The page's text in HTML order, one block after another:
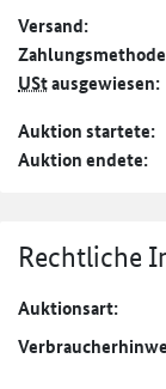
Versand:
UStausgewiesen:
Auktion startete:
Auktion endete:
Rechtliche
Auktionsart: